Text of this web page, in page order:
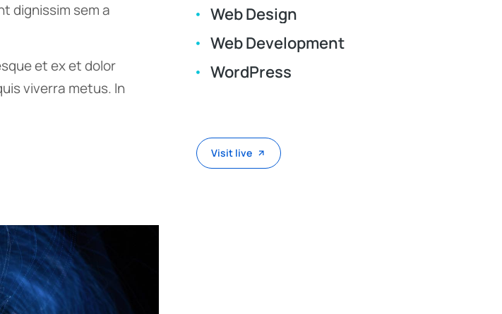
dignissim sem a
et ex et dolor
viverra metus. In
Web Design
Web Development
WordPress
Visit live